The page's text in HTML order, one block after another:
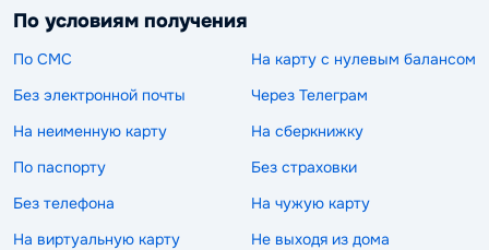
По условиям получения
По СМС
На карту с нулевым балансом
Без электронной почты
Через Телеграм
На неименную карту
На сберкнижку
По паспорту
Без страховки
Без телефона
На чужую карту
На виртуальную карту
Не выходя из дома